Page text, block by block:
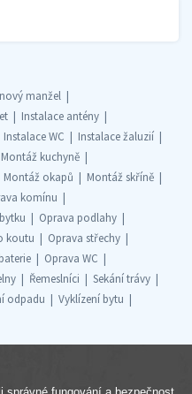
manžel
Instalace antény
Instalace WC
Instalace žaluzií
Montáž kuchyně
Montáž okapů
Montáž skříně
komínu
Oprava podlahy
koutu
Oprava střechy
Oprava WC
Řemeslníci
Sekání trávy
odpadu
Vyklízení bytu